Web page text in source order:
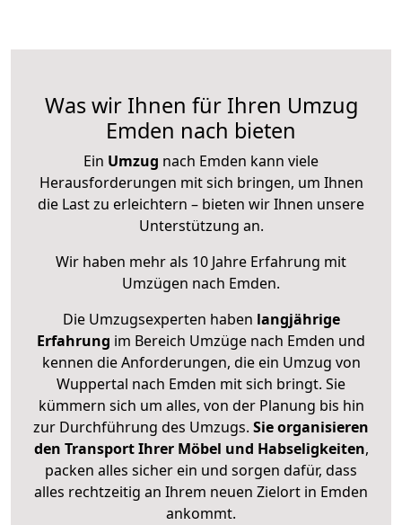
Was wir Ihnen für Ihren Umzug
Emden nach bieten
Ein Umzug nach Emden kann viele
Herausforderungen mit sich bringen, um Ihnen
die Last zu erleichtern – bieten wir Ihnen unsere
Unterstützung an.
Wir haben mehr als 10 Jahre Erfahrung mit
Umzügen nach Emden.
Die Umzugsexperten haben langjährige
Erfahrung im Bereich Umzüge nach Emden und
kennen die Anforderungen, die ein Umzug von
Wuppertal nach Emden mit sich bringt. Sie
kümmern sich um alles, von der Planung bis hin
zur Durchführung des Umzugs. Sie organisieren
den Transport Ihrer Möbel und Habseligkeiten,
packen alles sicher ein und sorgen dafür, dass
alles rechtzeitig an Ihrem neuen Zielort in Emden
ankommt.